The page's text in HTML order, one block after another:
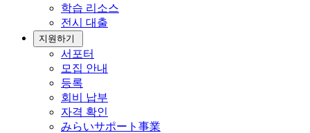
학습 리소스
전시 대출
지원하기
서포터
모집 안내
등록
회비 납부
자격 확인
みらいサポート事業